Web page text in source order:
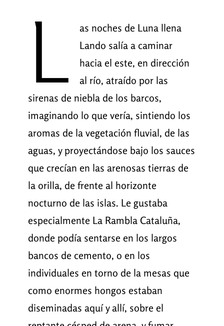
L
as noches de Luna llena
Lando salía a caminar
hacia el este, en dirección
al río, atraído por las
sirenas de niebla de los barcos,
imaginando lo que vería, sintiendo los
aromas de la vegetación fluvial, de las
aguas, y proyectándose bajo los sauces
que crecían en las arenosas tierras de
la orilla, de frente al horizonte
nocturno de las islas. Le gustaba
especialmente La Rambla Cataluña,
donde podía sentarse en los largos
bancos de cemento, o en los
individuales en torno de la mesas que
como enormes hongos estaban
diseminadas aquí y allí, sobre el